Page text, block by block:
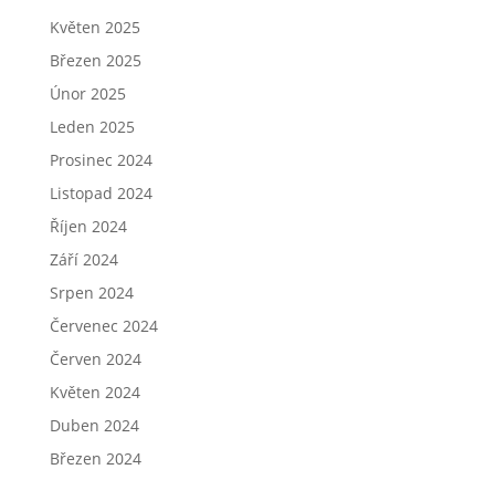
Květen 2025
Březen 2025
Únor 2025
Leden 2025
Prosinec 2024
Listopad 2024
Říjen 2024
Září 2024
Srpen 2024
Červenec 2024
Červen 2024
Květen 2024
Duben 2024
Březen 2024